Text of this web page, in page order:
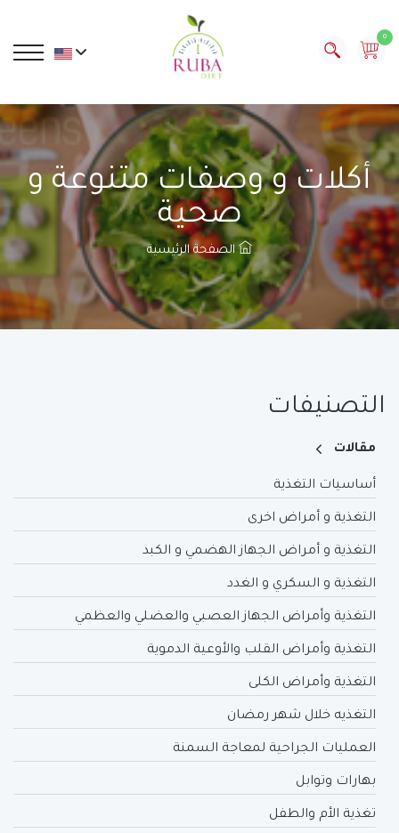
0
أكلات و وصفات متنوعة و
صحية
الصفحة الرئيسية
التصنيفات
مقالات
أساسيات التغذية
التغذية و أمراض اخرى
التغذية و أمراض الجهاز الهضمي و الكبد
التغذية و السكري و الغدد
التغذية وأمراض الجهاز العصبي والعضلي والعظمي
التغذية وأمراض القلب والأوعية الدموية
التغذية وأمراض الكلى
التغذيه خلال شهر رمضان
العمليات الجراحية لمعاجة السمنة
بهارات وتوابل
تغذية الأم والطفل